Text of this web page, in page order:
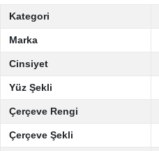
Kategori
Marka
Cinsiyet
Yüz Şekli
Çerçeve Rengi
Çerçeve Şekli